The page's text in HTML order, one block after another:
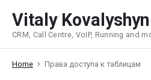
content
Vitaly Kovalyshyn
CRM, Call Centre, VoIP, Running and
Home Права доступа к таблицам